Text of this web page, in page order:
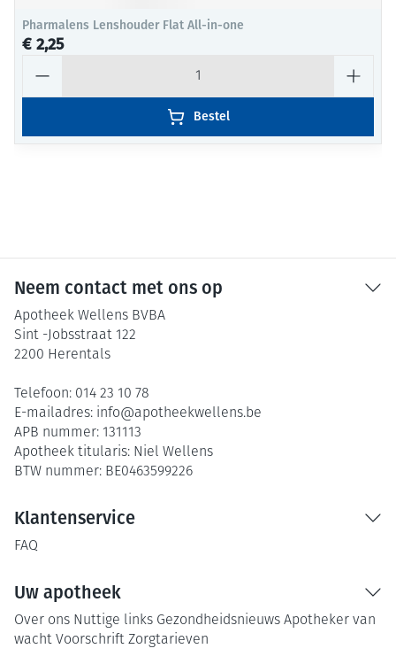
Pharmalens Lenshouder Flat All-in-one
€ 2,25
Bestel
Neem contact met ons op
Apotheek Wellens BVBA
Sint -Jobsstraat 122
2200 Herentals
Telefoon: 014 23 10 78
E-mailadres: info@apotheekwellens.be
APB nummer: 131113
Apotheek titularis: Niel Wellens
BTW nummer: BE0463599226
Klantenservice
FAQ
Uw apotheek
Over ons Nuttige links Gezondheidsnieuws Apotheker van
wacht Voorschrift Zorgtarieven